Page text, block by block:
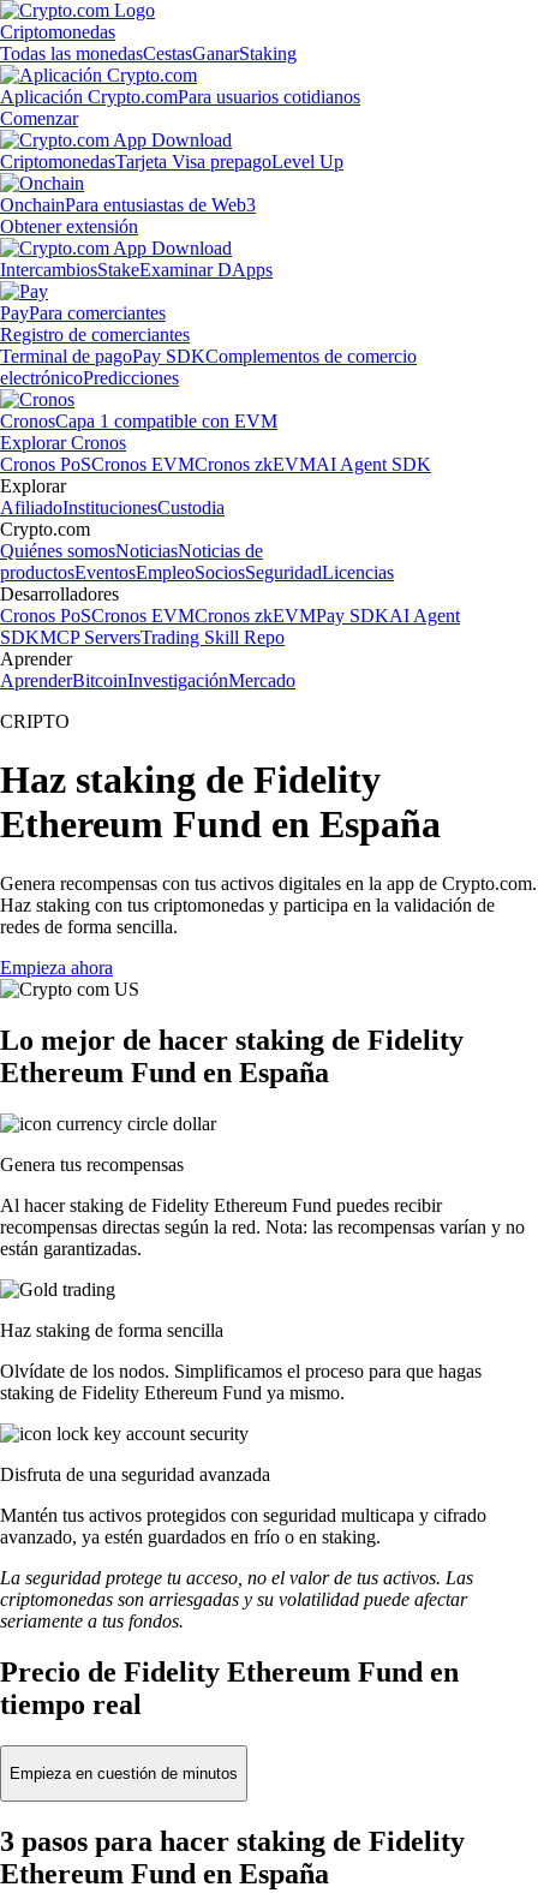
Criptomonedas
Todas las monedasCestasGanarStaking
Aplicación Crypto.comPara usuarios cotidianos
Comenzar
CriptomonedasTarjeta Visa prepagoLevel Up
OnchainPara entusiastas de Web3
Obtener extensión
IntercambiosStakeExaminar DApps
PayPara comerciantes
Registro de comerciantes
Terminal de pagoPay SDKComplementos de comercio
electrónicoPredicciones
CronosCapa 1 compatible con EVM
Explorar Cronos
Cronos PoSCronos EVMCronos zkEVMAI Agent SDK
Explorar
AfiliadoInstitucionesCustodia
Crypto.com
Quiénes somosNoticiasNoticias de
productosEventosEmpleoSociosSeguridadLicencias
Desarrolladores
Cronos PoSCronos EVMCronos zkEVMPay SDKAI Agent
SDKMCP ServersTrading Skill Repo
Aprender
AprenderBitcoinInvestigaciónMercado
CRIPTO
Haz staking de Fidelity
Ethereum Fund en España
Genera recompensas con tus activos digitales en la app de Crypto.com.
Haz staking con tus criptomonedas y participa en la validación de
redes de forma sencilla.
Empieza ahora
Lo mejor de hacer staking de Fidelity
Ethereum Fund en España
Genera tus recompensas
Al hacer staking de Fidelity Ethereum Fund puedes recibir
recompensas directas según la red. Nota: las recompensas varían y no
están garantizadas.
Haz staking de forma sencilla
Olvídate de los nodos. Simplificamos el proceso para que hagas
staking de Fidelity Ethereum Fund ya mismo.
Disfruta de una seguridad avanzada
Mantén tus activos protegidos con seguridad multicapa y cifrado
avanzado, ya estén guardados en frío o en staking.
La seguridad protege tu acceso, no el valor de tus activos. Las
criptomonedas son arriesgadas y su volatilidad puede afectar
seriamente a tus fondos.
Precio de Fidelity Ethereum Fund en
tiempo real
Empieza en cuestión de minutos
3 pasos para hacer staking de Fidelity
Ethereum Fund en España